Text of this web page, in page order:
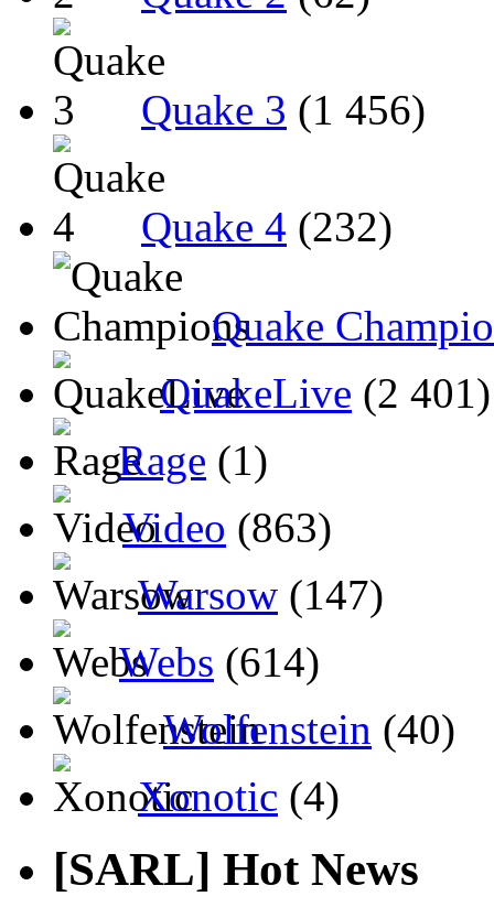
Quake 3 (1 456)
Quake 4 (232)
Quake
QuakeLive (2 401)
Rage (1)
Video (863)
Warsow (147)
Webs (614)
Wolfenstein (40)
Xonotic (4)
[SARL] Hot News